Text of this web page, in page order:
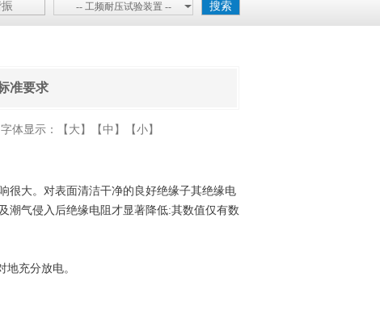
-- 工频耐压试验装置 --
准要求
字体显示： 【大】 【中】 【小】
很大。对表面清洁干净的良好绝缘子其绝缘电
潮气侵入后绝缘电阻才显著降低:其数值仅有数
充分放电。